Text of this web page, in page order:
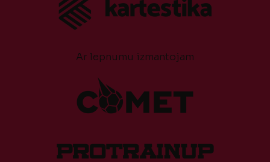
Ar lepnumu izmantojam